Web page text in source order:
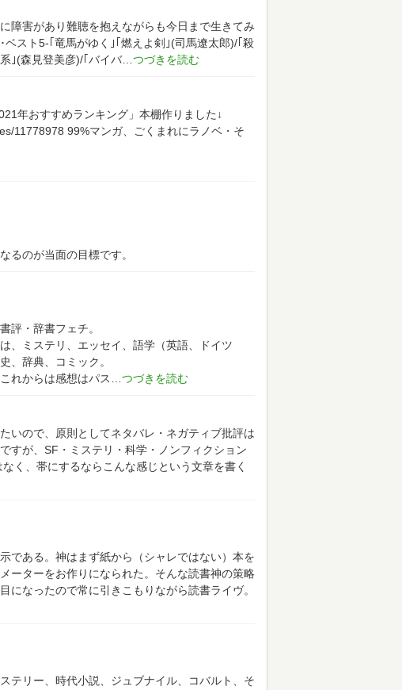
障害があり難聴を抱えながらも今日まで生きてみ
スト5-｢竜馬がゆく｣｢燃えよ剣｣(司馬遼太郎)/｢殺
｣(森見登美彦)/｢バイバ
年おすすめランキング」本棚作りました↓
11778978 99%マンガ、ごくまれにラノベ・そ
るのが当面の目標です。
評・辞書フェチ。
、ミステリ、エッセイ、語学（英語、ドイツ
、辞典、コミック。
れからは感想はパス
いので、原則としてネタバレ・ネガティブ批評は
すが、SF・ミステリ・科学・ノンフィクション
く、帯にするならこんな感じという文章を書く
である。神はまず紙から（シャレではない）本を
ーターをお作りになられた。そんな読書神の策略
になったので常に引きこもりながら読書ライヴ。
テリー、時代小説、ジュブナイル、コバルト、そ